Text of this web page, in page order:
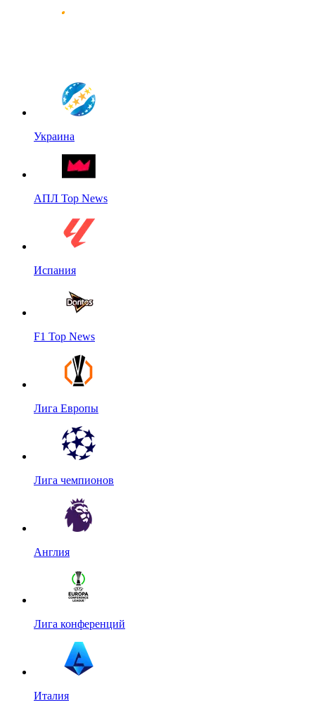
Украина
АПЛ Top News
Испания
F1 Top News
Лига Европы
Лига чемпионов
Англия
Лига конференций
Италия